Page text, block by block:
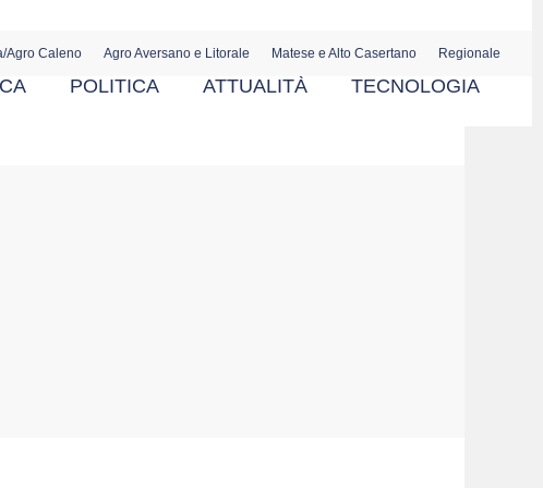
Agro Caleno Agro Aversano e Litorale Matese e Alto Casertano Regionale
POLITICA ATTUALITÀ TECNOLOGIA